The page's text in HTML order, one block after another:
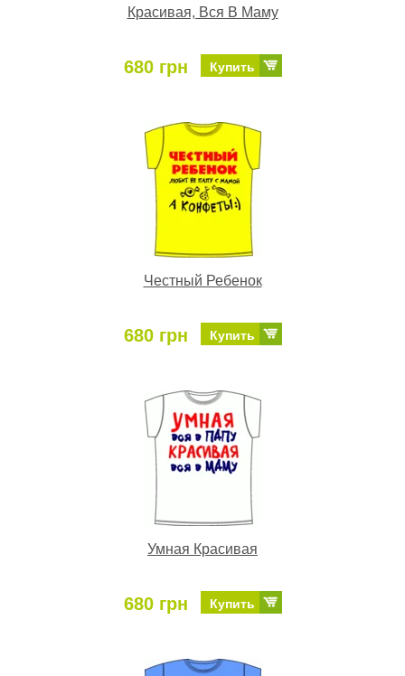
Красивая, Вся В Маму
680 грн Купить
Честный Ребенок
680 грн Купить
Умная Красивая
680 грн Купить